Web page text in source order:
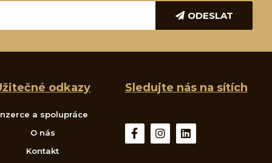
ODESLAT
odkazy
a spolupráce
O nás
Kontakt
Sledujte nás na sítích